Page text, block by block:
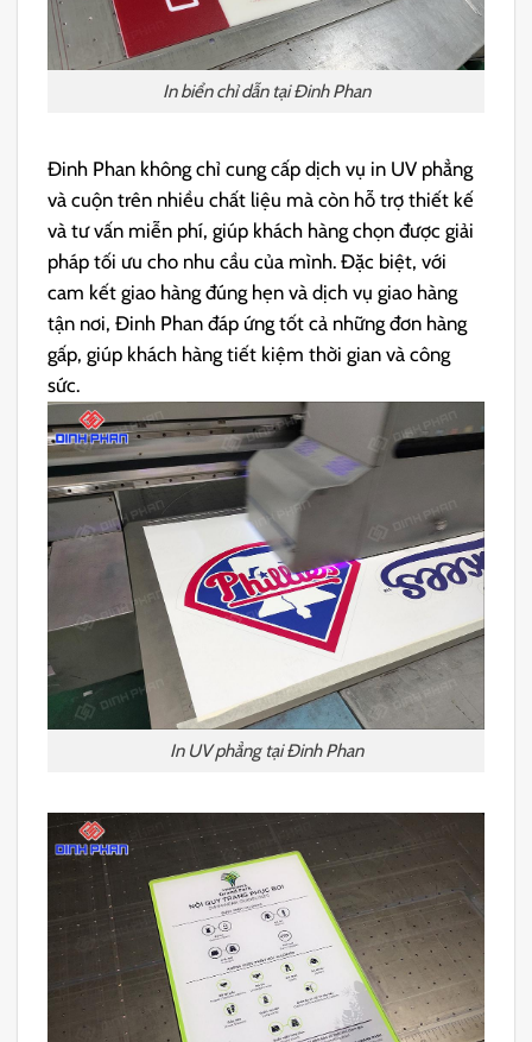
In biển chỉ dẫn tại Đinh Phan
Đinh Phan không chỉ cung cấp dịch vụ in UV phẳng
và cuộn trên nhiều chất liệu mà còn hỗ trợ thiết kế
và tư vấn miễn phí, giúp khách hàng chọn được giải
pháp tối ưu cho nhu cầu của mình. Đặc biệt, với
cam kết giao hàng đúng hẹn và dịch vụ giao hàng
tận nơi, Đinh Phan đáp ứng tốt cả những đơn hàng
gấp, giúp khách hàng tiết kiệm thời gian và công
sức.
In UV phẳng tại Đinh Phan